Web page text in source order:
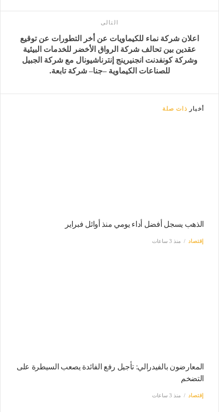
التالى
اعلان شركة نماء للكيماويات عن أخر التطورات عن توقيع
عقدين بين تحالف شركة الرواق الأخضر للخدمات البيئية
وشركة كونفدنت انجنيرينج إنترناشيونال مع شركة الجبيل
للصناعات الكيماوية –جنا– شركة تابعة.
أخبار ذات صلة
الذهب يسجل أفضل أداء يومي منذ أوائل فبراير
إقتصاد منذ 3 ساعات
المعارضون بالفيدرالي: تأجيل رفع الفائدة يصعب السيطرة على
التضخم
إقتصاد منذ 3 ساعات